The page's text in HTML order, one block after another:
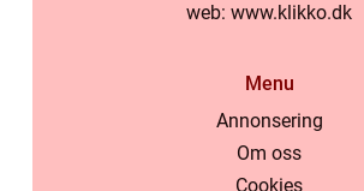
web: www.klikko.dk
Menu
Annonsering
Om oss
Cookies